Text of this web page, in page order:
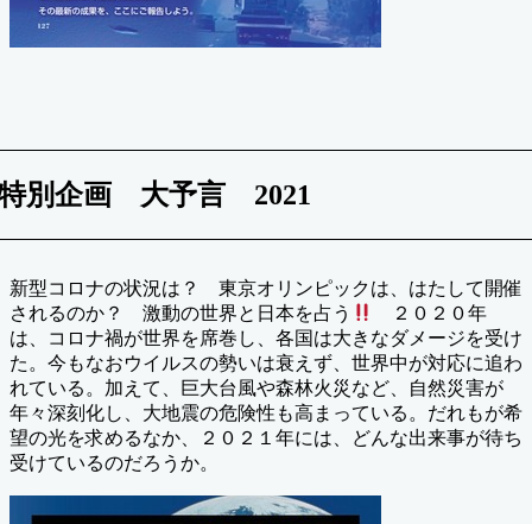
別企画 大予言 2021
新型コロナの状況は？ 東京オリンピックは、はたして開催
されるのか？ 激動の世界と日本を占う
２０２０年
は、コロナ禍が世界を席巻し、各国は大きなダメージを受け
た。今もなおウイルスの勢いは衰えず、世界中が対応に追わ
れている。加えて、巨大台風や森林火災など、自然災害が
年々深刻化し、大地震の危険性も高まっている。だれもが希
望の光を求めるなか、２０２１年には、どんな出来事が待ち
受けているのだろうか。